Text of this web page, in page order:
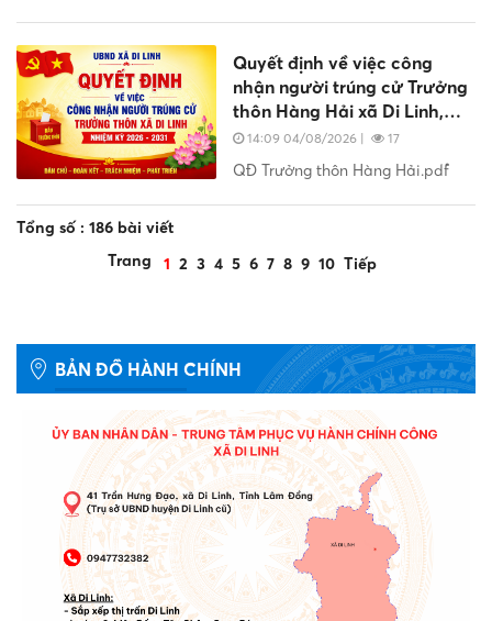
Quyết định về việc công
nhận người trúng cử Trưởng
thôn Hàng Hải xã Di Linh,
nhiệm kỳ 2026 - 2031
14:09 04/08/2026 | 17
QĐ Trưởng thôn Hàng Hải.pdf
Tổng số : 186 bài viết
Trang
1 2 3 4 5 6 7 8 9 10 Tiếp
BẢN ĐỒ HÀNH CHÍNH